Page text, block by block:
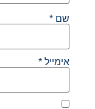
שם*
אימייל*